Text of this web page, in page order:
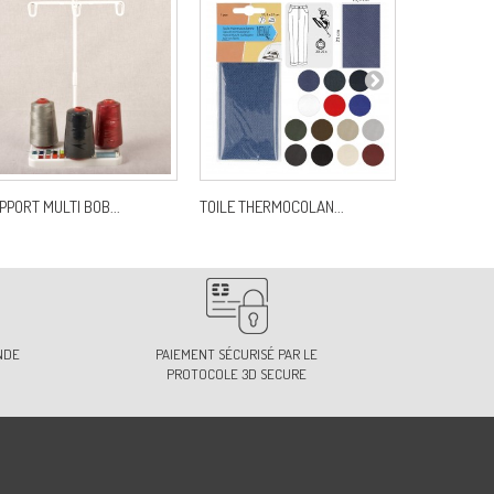
MULTI BOB... TOILE THERMOCOLAN...
PAIEMENT SÉCURISÉ PAR LE
PROTOCOLE 3D SECURE